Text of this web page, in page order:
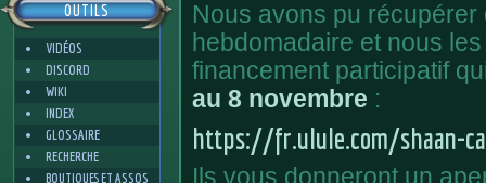
OUTILS
VIDÉOS
DISCORD
WIKI
INDEX
GLOSSAIRE
RECHERCHE
BOUTIQUES ET ASSOS
Nous avons pu
hebdomadaire et nous
financement participatif
au 8 novembre :
https://fr.ulule.com/shaan-
Ils vous donneront un